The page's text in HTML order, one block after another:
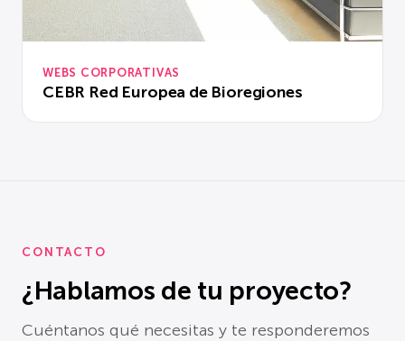
WEBS CORPORATIVAS
CEBR Red Europea de Bioregiones
CONTACTO
¿Hablamos de tu proyecto?
Cuéntanos qué necesitas y te responderemos